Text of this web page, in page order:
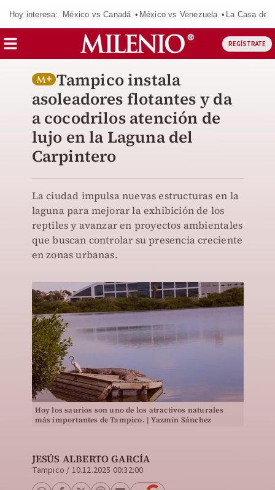
Hoy interesa: México vs Canadá México vs Venezuela La Casa de
REGÍSTRATE
Tampico instala
asoleadores flotantes y da
a cocodrilos atención de
lujo en la Laguna del
Carpintero
La ciudad impulsa nuevas estructuras en la
laguna para mejorar la exhibición de los
reptiles y avanzar en proyectos ambientales
que buscan controlar su presencia creciente
en zonas urbanas.
Hoy los saurios son uno de los atractivos naturales
más importantes de Tampico. | Yazmín Sánchez
JESÚS ALBERTO GARCÍA
Tampico / 10.12.2025 00:32:00